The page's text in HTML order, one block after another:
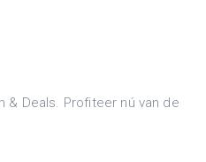
& Deals. Profiteer nú van de